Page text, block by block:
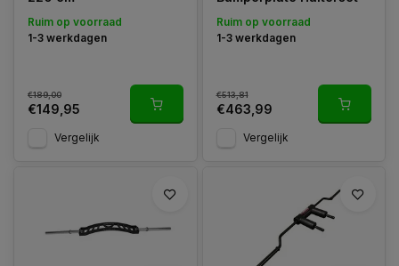
Ruim op voorraad
1-3 werkdagen
€189,00
€149,95
Vergelijk
Ruim op voorraad
1-3 werkdagen
€513,81
€463,99
Vergelijk